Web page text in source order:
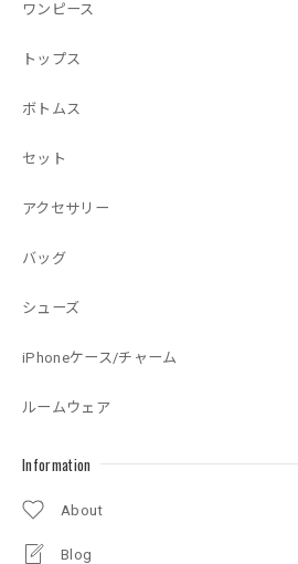
ワンピース
トップス
ボトムス
セット
アクセサリー
バッグ
シューズ
iPhoneケース/チャーム
ルームウェア
Information
About
Blog